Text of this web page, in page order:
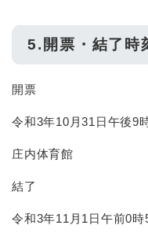
5.開票・結了時
開票
令和3年10月31日午後9
庄内体育館
結了
令和3年11月1日午前0時